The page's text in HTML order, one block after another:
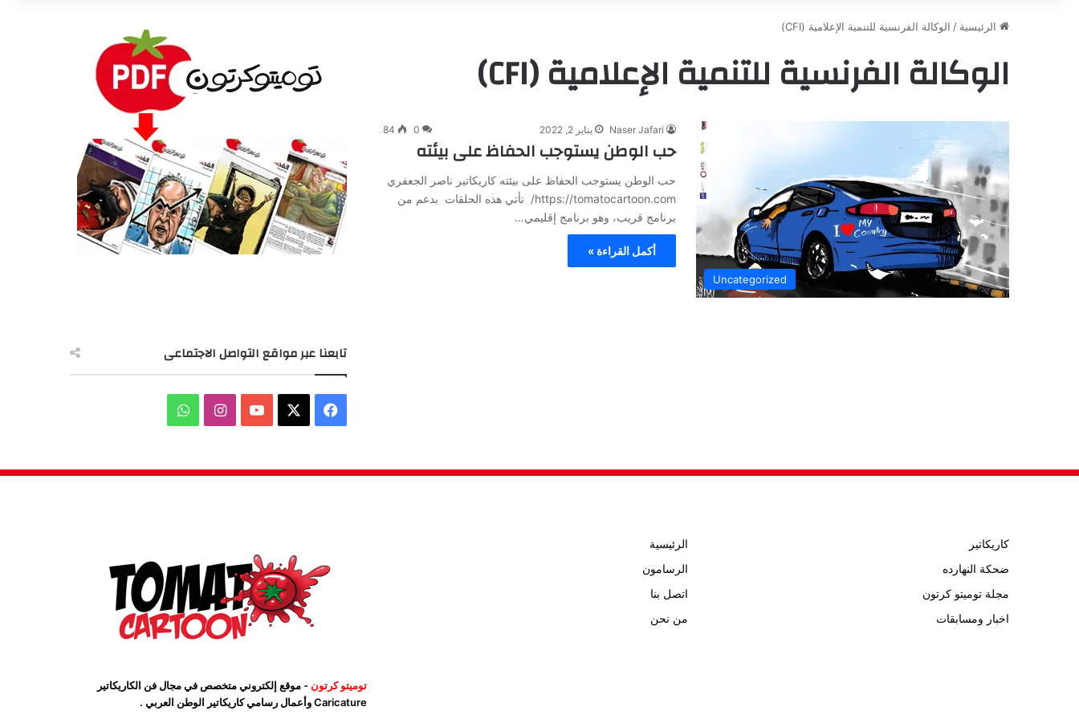
الرئيسية / الوكالة الفرنسية للتنمية الإعلامية (CFI)
الوكالة الفرنسية للتنمية الإعلامية (CFI)
Uncategorized
Naser Jafari يناير 2, 2022 0
84
حب الوطن يستوجب الحفاظ على بيئته
حب الوطن يستوجب الحفاظ على بيئته كاريكاتير ناصر الجعفري
https://tomatocartoon.com/ تأتي هذه الحلقات بدعم من
برنامج قريب، وهو برنامج إقليمي…
أكمل القراءة »
تابعنا عبر مواقع التواصل الاجتماعى
فيسبوك ‫YouTubeانستقرامواتساب
كاريكاتير
ضحكة النهارده
مجلة توميتو كرتون
اخبار ومسابقات
الرئيسية
الرسامون
اتصل بنا
من نحن
توميتو كرتون - موقع إلكتروني متخصص في مجال فن الكاريكاتير
Caricature وأعمال رسامي كاريكاتير الوطن العربي .